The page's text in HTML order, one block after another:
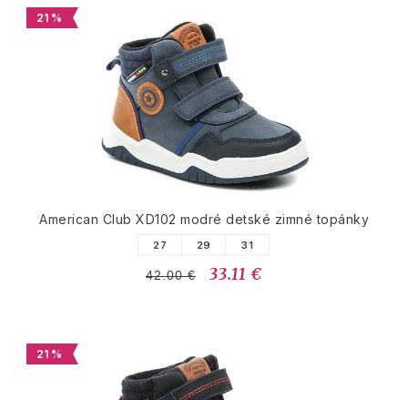
21 %
American Club XD102 modré detské zimné topánky
27 29 31
42.00 € 33.11 €
21 %